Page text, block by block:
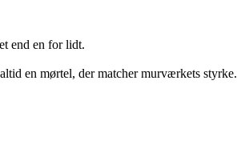
end en for lidt.
en mørtel, der matcher murværkets styrke.